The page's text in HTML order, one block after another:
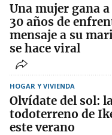
Una mujer gana
30 años de
mensaje a su
se hace viral
HOGAR Y VIVIENDA
Olvídate del sol:
todoterreno de
este verano